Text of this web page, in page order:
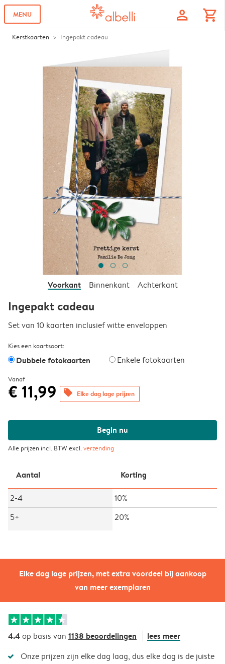
MENU profile shopping_cart
Kerstkaarten Ingepakt cadeau
Elke dag lage prijzen, met extra voordeel bij aankoop
van meer exemplaren
Voorkant Binnenkant Achterkant
Ingepakt cadeau
Set van 10 kaarten inclusief witte enveloppen
Kies een kaartsoort:
Dubbele fotokaarten Enkele fotokaarten
Vanaf
€ 11,99 offers Elke dag lage prijzen
Begin nu
Alle prijzen incl. BTW excl.verzending
Aantal Korting
2-4
10%
5+
20%
4.4op basis van 1138 beoordelingen lees meer
Onze prijzen zijn elke dag laag, dus elke dag is de juiste